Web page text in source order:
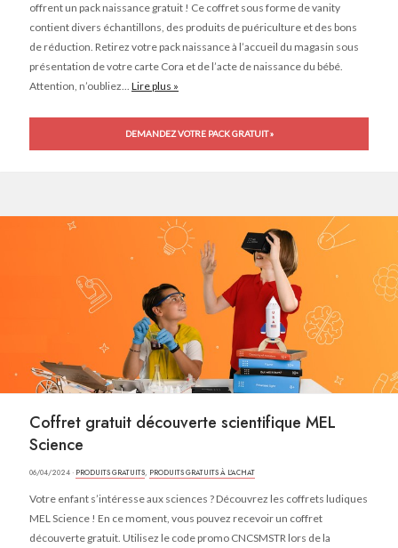
offrent un pack naissance gratuit ! Ce coffret sous forme de vanity
contient divers échantillons, des produits de puériculture et des bons
de réduction. Retirez votre pack naissance à l’accueil du magasin sous
présentation de votre carte Cora et de l’acte de naissance du bébé.
Attention, n’oubliez... Lire plus »
DEMANDEZ VOTRE PACK GRATUIT »
Coffret gratuit découverte scientifique MEL
Science
06/04/2024 · PRODUITS GRATUITS, PRODUITS GRATUITS À L'ACHAT
Votre enfant s’intéresse aux sciences ? Découvrez les coffrets ludiques
MEL Science ! En ce moment, vous pouvez recevoir un coffret
découverte gratuit. Utilisez le code promo CNCSMSTR lors de la